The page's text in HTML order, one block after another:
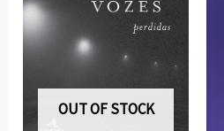
OUT OF STOCK